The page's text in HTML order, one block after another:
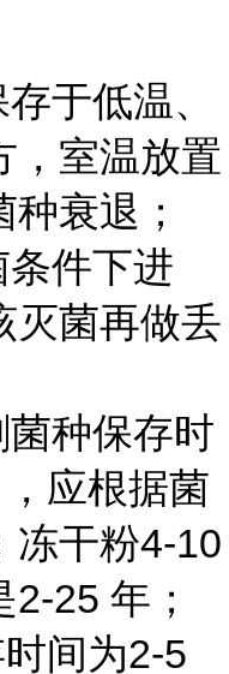
于低温、
，室温放置
衰退；
件下进
灭菌再做丢
种保存时
应根据菌
冻干粉4-10
25 年；
间为2-5